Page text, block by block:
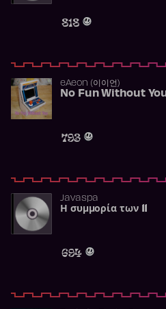
818
​eAeon (이이언)
No Fun Without You
793
Javaspa
Η συμμορία των 11
694